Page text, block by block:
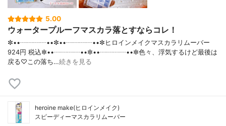
5.00
ウォータープルーフマスカラ落とすならコレ！
✼••┈┈┈┈••✼••┈┈┈┈••✼ヒロインメイクマスカラリムーバー
924円 税込✼••┈┈┈┈••✼••┈┈┈┈••✼色々、浮気するけど最後は
戻る♡この落ち…続きを見る
heroine make(ヒロインメイク)
スピーディーマスカラリムーバー